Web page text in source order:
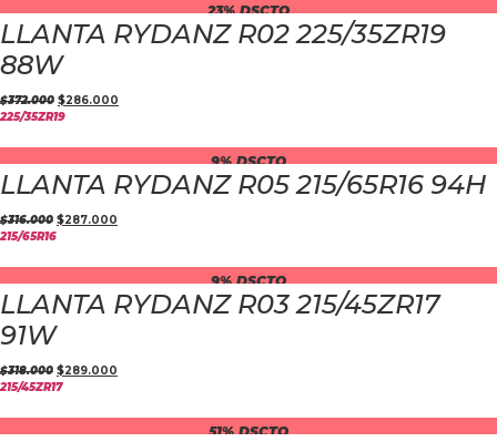
23% DSCTO
LLANTA RYDANZ R02 225/35ZR19
88W
$372.000 $286.000
225/35ZR19
9% DSCTO
LLANTA RYDANZ R05 215/65R16 94H
$316.000 $287.000
215/65R16
9% DSCTO
LLANTA RYDANZ R03 215/45ZR17
91W
$318.000 $289.000
215/45ZR17
51% DSCTO